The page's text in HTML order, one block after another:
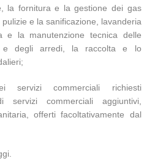
la fornitura e la gestione dei gas
e la sanificazione, lavanderia
e la manutenzione tecnica delle
e degli arredi, la raccolta e lo
commerciali richiesti
servizi commerciali aggiuntivi,
offerti facoltativamente dal